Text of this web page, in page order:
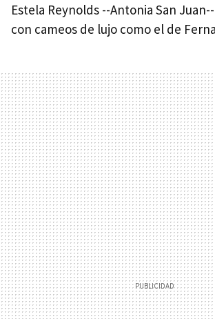
Estela Reynolds --Antonia San
con cameos de lujo como el de